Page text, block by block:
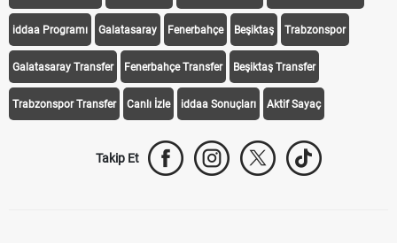
iddaa Programı Galatasaray Fenerbahçe Beşiktaş Trabzonspor
Galatasaray Transfer Fenerbahçe Transfer Beşiktaş Transfer
Trabzonspor Transfer Canlı İzle iddaa Sonuçları Aktif Sayaç
Takip Et